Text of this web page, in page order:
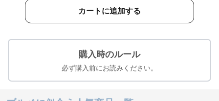
カートに追加する
購入時のルール
必ず購入前にお読みください。